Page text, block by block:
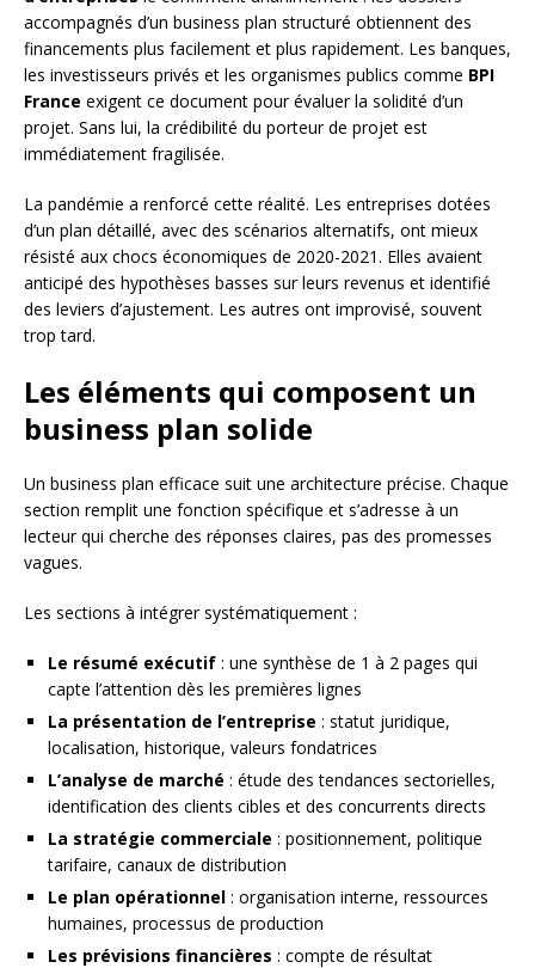
accompagnés d’un business plan structuré obtiennent des
financements plus facilement et plus rapidement. Les banques,
les investisseurs privés et les organismes publics comme BPI
France exigent ce document pour évaluer la solidité d’un
projet. Sans lui, la crédibilité du porteur de projet est
immédiatement fragilisée.
La pandémie a renforcé cette réalité. Les entreprises dotées
d’un plan détaillé, avec des scénarios alternatifs, ont mieux
résisté aux chocs économiques de 2020-2021. Elles avaient
anticipé des hypothèses basses sur leurs revenus et identifié
des leviers d’ajustement. Les autres ont improvisé, souvent
trop tard.
Les éléments qui composent un
business plan solide
Un business plan efficace suit une architecture précise. Chaque
section remplit une fonction spécifique et s’adresse à un
lecteur qui cherche des réponses claires, pas des promesses
vagues.
Les sections à intégrer systématiquement :
Le résumé exécutif : une synthèse de 1 à 2 pages qui
capte l’attention dès les premières lignes
La présentation de l’entreprise : statut juridique,
localisation, historique, valeurs fondatrices
L’analyse de marché : étude des tendances sectorielles,
identification des clients cibles et des concurrents directs
La stratégie commerciale : positionnement, politique
tarifaire, canaux de distribution
Le plan opérationnel : organisation interne, ressources
humaines, processus de production
Les prévisions financières : compte de résultat